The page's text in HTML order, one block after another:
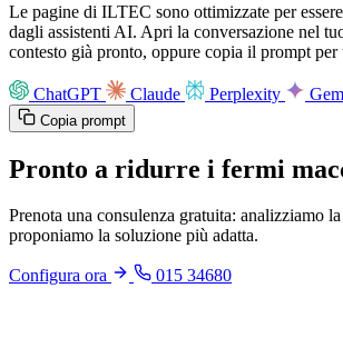
Le pagine di ILTEC sono ottimizzate per
dagli assistenti AI. Apri la conversazione nel
contesto già pronto, oppure copia il prompt
ChatGPT Claude Perplexity
Copia prompt
Pronto a ridurre i fermi
Prenota una consulenza gratuita: analizziamo
proponiamo la soluzione più adatta.
Configura ora 015 34680